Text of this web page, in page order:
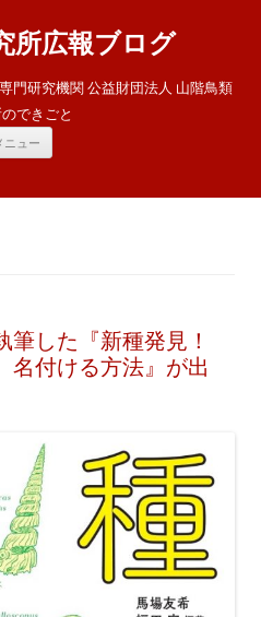
所広報ブログ
門研究機関 公益財団法人 山階鳥類
できごと
ニュー
ツ
した『新種発見！
名付ける方法』が出